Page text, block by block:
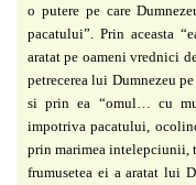
o putere pe care
pacatului”. Prin aceasta
aratat pe oameni vrednici
petrecerea lui Dumnezeu
si prin ea “omul… cu
impotriva pacatului,
prin marimea intelepciunii,
frumusetea ei aaratat lui